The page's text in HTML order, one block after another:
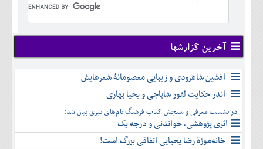
دی
بهمن
اسفند
آبان
آذر
دی
بهمن
اسفند
شهريور
مهر
آبان
آذر
دی
بهمن
اسفند
تير
مرداد
شهريور
مهر
آبان
آذر
دی
بهمن
اسفند
آخرین گزارشها
افشین شاهرودی و زیبایی معصومانۀ شعرهایش
اندر حکایت لفور شاباجی و یحیا بهاری
در نشست معرفی و سنجش کتاب فرهنگ نام‌های تبری بیان شد:
اثری پژوهشی، خواندنی و درجه یک
خانه‌موزۀ رضا یحیایی اتفاقی بزرگ است!